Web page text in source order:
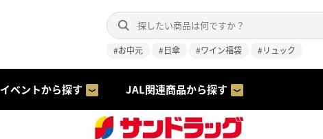
#お中元 #日傘 #ワイン福袋 #リュック
イベントから探す JAL関連商品から探す